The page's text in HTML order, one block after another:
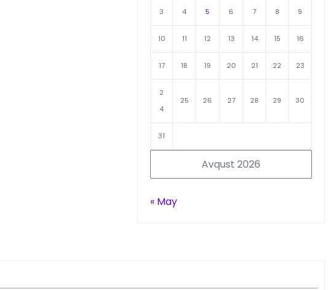
Avqust 2026
3 4 5 6 7 8 9
10 11 12 13 14 15 16
17 18 19 20 21 22 23
2
4
25 26 27 28 29 30
31
« May